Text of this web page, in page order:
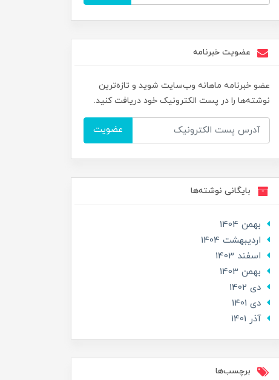
عضویت خبرنامه
عضو خبرنامه ماهانه وب‌سایت شوید و تازه‌ترین
نوشته‌ها را در پست الکترونیک خود دریافت کنید.
عضویت
بایگانی نوشته‌ها
بهمن 1404
ارديبهشت 1404
اسفند 1403
بهمن 1403
دی 1402
دی 1401
آذر 1401
برچسب‌ها